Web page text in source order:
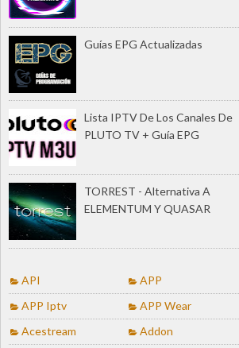
Guías EPG Actualizadas
Lista IPTV De Los Canales De
PLUTO TV + Guía EPG
TORREST - Alternativa A
ELEMENTUM Y QUASAR
API
APP
APP Iptv
APP Wear
Acestream
Addon